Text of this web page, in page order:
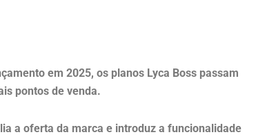
em 2025, os planos Lyca Boss passam
pontos de venda.
a oferta da marca e introduz a funcionalidade